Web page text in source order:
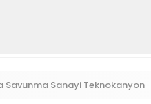
Savunma Sanayi Teknokanyon